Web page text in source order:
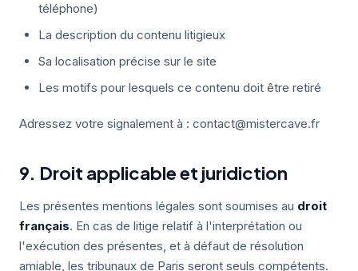
téléphone)
La description du contenu litigieux
Sa localisation précise sur le site
Les motifs pour lesquels ce contenu doit être retiré
Adressez votre signalement à : contact@mistercave.fr
9. Droit applicable et juridiction
Les présentes mentions légales sont soumises au droit
français. En cas de litige relatif à l'interprétation ou
l'exécution des présentes, et à défaut de résolution
amiable, les tribunaux de Paris seront seuls compétents.